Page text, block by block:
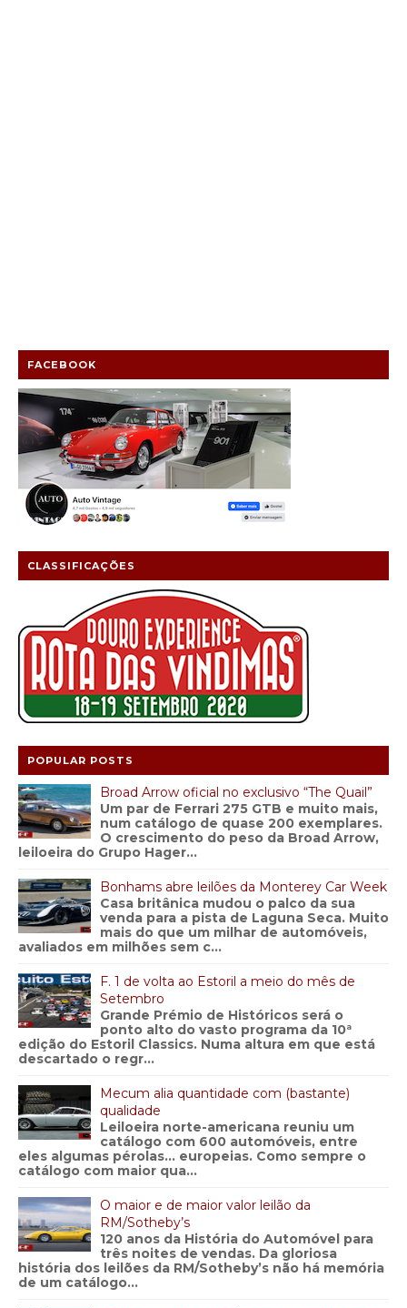
FACEBOOK
CLASSIFICAÇÕES
POPULAR POSTS
Broad Arrow oficial no exclusivo “The Quail”
Um par de Ferrari 275 GTB e muito mais,
num catálogo de quase 200 exemplares.
O crescimento do peso da Broad Arrow,
leiloeira do Grupo Hager...
Bonhams abre leilões da Monterey Car Week
Casa britânica mudou o palco da sua
venda para a pista de Laguna Seca. Muito
mais do que um milhar de automóveis,
avaliados em milhões sem c...
F. 1 de volta ao Estoril a meio do mês de
Setembro
Grande Prémio de Históricos será o
ponto alto do vasto programa da 10ª
edição do Estoril Classics. Numa altura em que está
descartado o regr...
Mecum alia quantidade com (bastante)
qualidade
Leiloeira norte-americana reuniu um
catálogo com 600 automóveis, entre
eles algumas pérolas… europeias. Como sempre o
catálogo com maior qua...
O maior e de maior valor leilão da
RM/Sotheby’s
120 anos da História do Automóvel para
três noites de vendas. Da gloriosa
história dos leilões da RM/Sotheby’s não há memória
de um catálogo...